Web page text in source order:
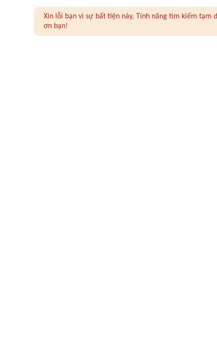
Xin lỗi bạn vì sự bất tiện này, Tính năng tìm kiếm
ơn bạn!